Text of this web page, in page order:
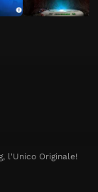
l'Unico Originale!